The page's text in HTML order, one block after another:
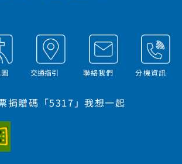
交通指引 聯絡我們 分機資訊
捐贈碼「5317」我想一起